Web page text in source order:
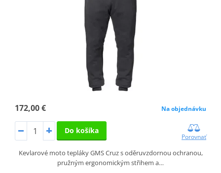
172,00 € Na objednávku
Do košíka
Porovnať
Kevlarové moto tepláky GMS Cruz s oděruvzdornou ochranou,
pružným ergonomickým střihem a…